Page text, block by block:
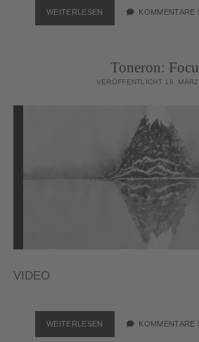
WEITERLESEN
SHOES:
KOMMENTARE
Toneron:
VERÖFFENTLICHT 19.
VIDEO
WEITERLESEN TONERON:
FOCUS
KOMMENTARE